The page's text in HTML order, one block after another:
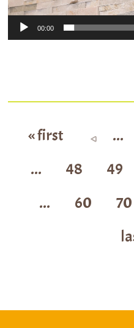
ー
00:00
« first ...
...
48 49
...
60 70